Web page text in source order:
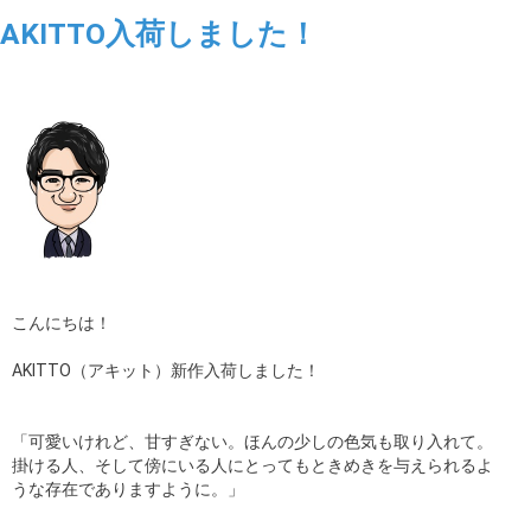
AKITTO入荷しました！
こんにちは！
AKITTO（アキット）新作入荷しました！
「可愛いけれど、甘すぎない。ほんの少しの色気も取り入れて。
掛ける人、そして傍にいる人にとってもときめきを与えられるよ
うな存在でありますように。」